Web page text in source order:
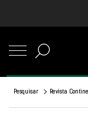
Pesquisar Revista